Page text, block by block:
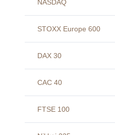
NASDAQ
STOXX Europe 600
DAX 30
CAC 40
FTSE 100